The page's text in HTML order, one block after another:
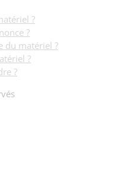
?
?
du matériel ?
?
?